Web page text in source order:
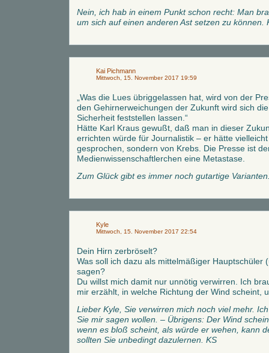
Nein, ich hab in einem Punkt schon recht: Man
um sich auf einen anderen Ast setzen zu können.
Kai Pichmann
Mittwoch, 15. November 2017 19:59
„Was die Lues übriggelassen hat, wird von der
den Gehirnerweichungen der Zukunft wird sich
Sicherheit feststellen lassen.“
Hätte Karl Kraus gewußt, daß man in dieser
errichten würde für Journalistik – er hätte
gesprochen, sondern von Krebs. Die Presse ist
Medienwissenschaftlerchen eine Metastase.
Zum Glück gibt es immer noch gutartige
Kyle
Mittwoch, 15. November 2017 22:54
Dein Hirn zerbröselt?
Was soll ich dazu als mittelmäßiger Hauptschüler
sagen?
Du willst mich damit nur unnötig verwirren. Ich
mir erzählt, in welche Richtung der Wind scheint,
Lieber Kyle, Sie verwirren mich noch viel mehr.
Sie mir sagen wollen. – Übrigens: Der Wind
wenn es bloß scheint, als würde er wehen, kann
sollten Sie unbedingt dazulernen. KS